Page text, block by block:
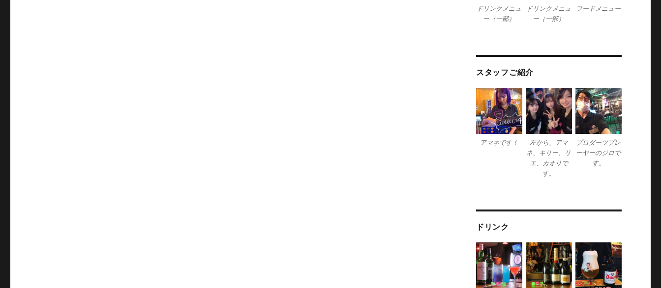
ドリンクメニュ
ー（一部）
ドリンクメニュ
ー（一部）
フードメニュー
スタッフご紹介
アマネです！
左から、アマ
ネ、キリー、リ
エ、カオリで
す。
プロダーツプレ
ーヤーのジロで
す。
ドリンク